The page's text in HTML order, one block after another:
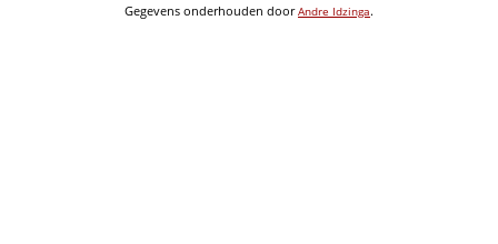
Gegevens onderhouden doorAndre Idzinga.